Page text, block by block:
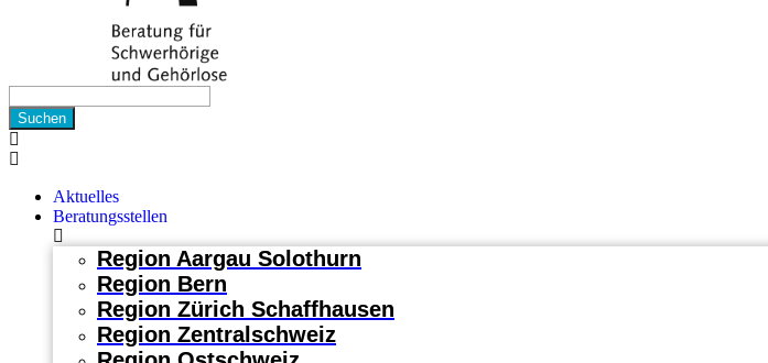
Aktuelles
Beratungsstellen
Region Aargau Solothurn
Region Bern
Region Zürich Schaffhausen
Region Zentralschweiz